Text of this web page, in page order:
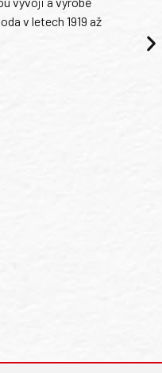
v letech 1919 až